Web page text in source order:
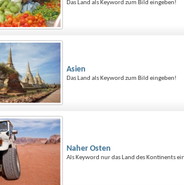
Das Land als Keyword zum Bild eingeben!
Asien
Das Land als Keyword zum Bild eingeben!
Naher Osten
Als Keyword nur das Land des Kontinents